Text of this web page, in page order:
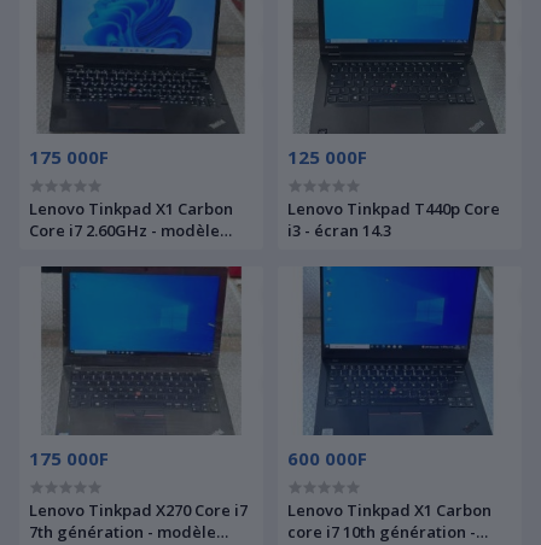
175 000F
Lenovo Tinkpad X1 Carbon
Core i7 2.60GHz - modèle
125 000F
Lenovo Tinkpad T440p Core
i3 - écran 14.3
175 000F
Lenovo Tinkpad X270 Core i7
7th génération - modèle
600 000F
Lenovo Tinkpad X1 Carbon
core i7 10th génération -